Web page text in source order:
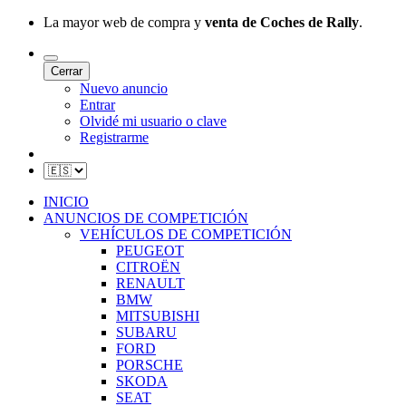
La mayor web de compra y venta de Coches de Rally.
Cerrar
Nuevo anuncio
Entrar
Olvidé mi usuario o clave
Registrarme
INICIO
ANUNCIOS DE COMPETICIÓN
VEHÍCULOS DE COMPETICIÓN
PEUGEOT
CITROËN
RENAULT
BMW
MITSUBISHI
SUBARU
FORD
PORSCHE
SKODA
SEAT